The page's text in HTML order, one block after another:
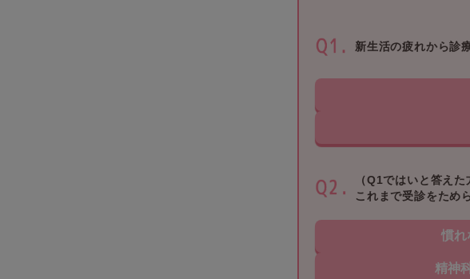
新生活の疲れから診
（Q1ではいと答えた
これまで受診をため
慣れ
精神